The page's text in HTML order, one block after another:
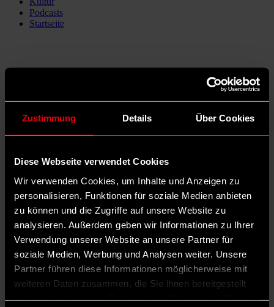
Zustimmung Details Über Cookies
Diese Webseite verwendet Cookies
Wir verwenden Cookies, um Inhalte und Anzeigen zu
personalisieren, Funktionen für soziale Medien anbieten
zu können und die Zugriffe auf unsere Website zu
analysieren. Außerdem geben wir Informationen zu Ihrer
Verwendung unserer Website an unsere Partner für
soziale Medien, Werbung und Analysen weiter. Unsere
Partner führen diese Informationen möglicherweise mit
weiteren Daten zusammen, die Sie ihnen bereitgestellt
Podcasts
Startseite